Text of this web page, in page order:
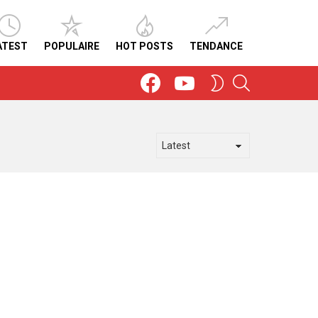
POPULAIRE HOT POSTS TENDANCE
FacebookYoutube
SWITCH